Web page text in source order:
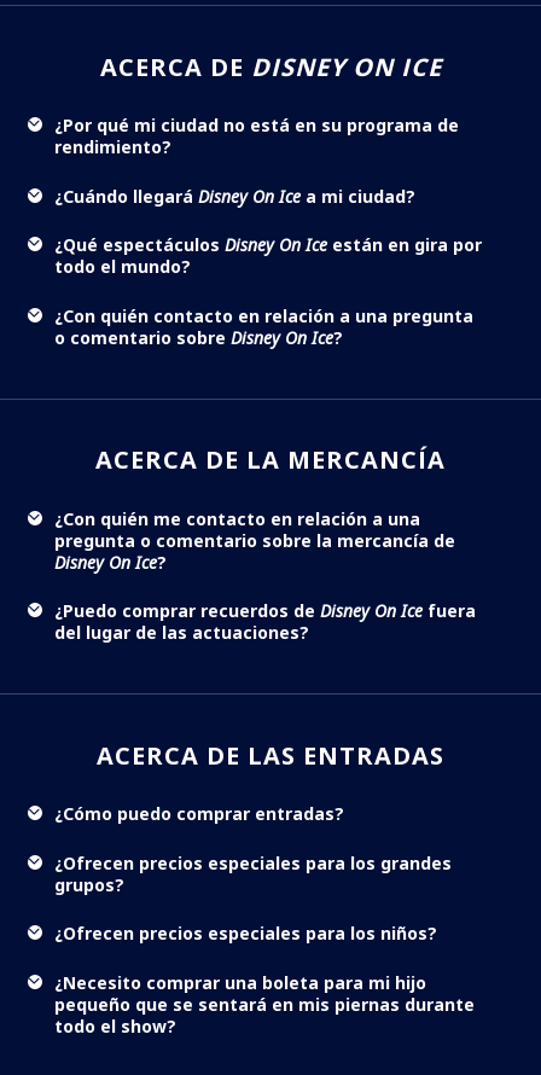
ACERCA DE DISNEY ON ICE
¿Por qué mi ciudad no está en su programa de
rendimiento?
¿Cuándo llegará Disney On Ice a mi ciudad?
¿Qué espectáculos Disney On Ice están en gira por
todo el mundo?
¿Con quién contacto en relación a una pregunta
o comentario sobre Disney On Ice?
ACERCA DE LA MERCANCÍA
¿Con quién me contacto en relación a una
pregunta o comentario sobre la mercancía de
Disney On Ice?
¿Puedo comprar recuerdos de Disney On Ice fuera
del lugar de las actuaciones?
ACERCA DE LAS ENTRADAS
¿Cómo puedo comprar entradas?
¿Ofrecen precios especiales para los grandes
grupos?
¿Ofrecen precios especiales para los niños?
¿Necesito comprar una boleta para mi hijo
pequeño que se sentará en mis piernas durante
todo el show?